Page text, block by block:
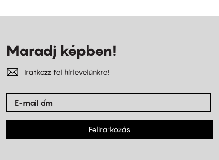
Maradj képben!
Iratkozz fel hírlevelünkre!
Feliratkozás